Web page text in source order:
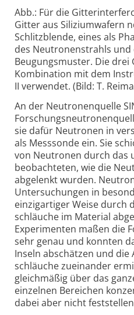
Abb.: Für die
Gitter aus Siliziumwafern
Schlitzblende, eines als
des Neutronenstrahls
Beugungsmuster. Die drei
Kombination mit dem
II verwendet. (Bild: T.
An der Neutronenquelle
sie dafür Neutronen in
als Mess­sonde ein. Sie
von Neutronen durch das
beobach­teten, wie die
abge­lenkt wurden.
Unter­suchungen in
einzig­artiger Weise durch
schläuche im Material
Experi­menten maßen die
sehr genau und konnten
Inseln abschätzen und
schläuche zuein­ander
gleich­mäßig über das
einzelnen Bereichen
dabei aber nicht